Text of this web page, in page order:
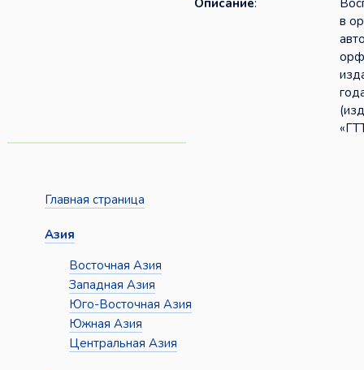
Описание:
в
Главная страница
Азия
Восточная Азия
Западная Азия
Юго-Восточная Азия
Южная Азия
Центральная Азия